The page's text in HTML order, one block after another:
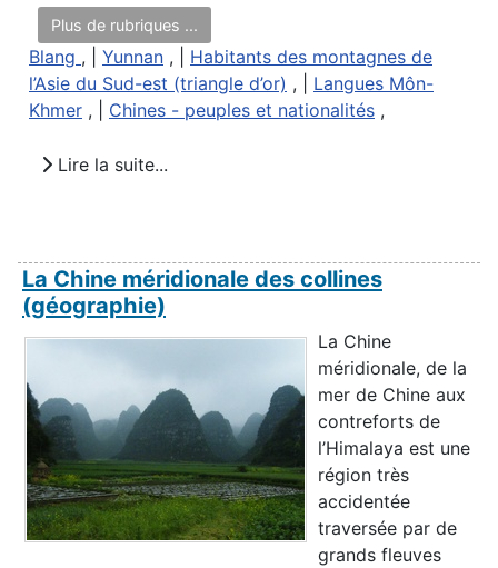
Plus de rubriques ...
Blang , | Yunnan , | Habitants des montagnes de
l’Asie du Sud-est (triangle d’or) , | Langues Môn-
Khmer , | Chines - peuples et nationalités ,
Lire la suite...
La Chine méridionale des collines
(géographie)
La Chine
méridionale, de la
mer de Chine aux
contreforts de
l’Himalaya est une
région très
accidentée
traversée par de
grands fleuves